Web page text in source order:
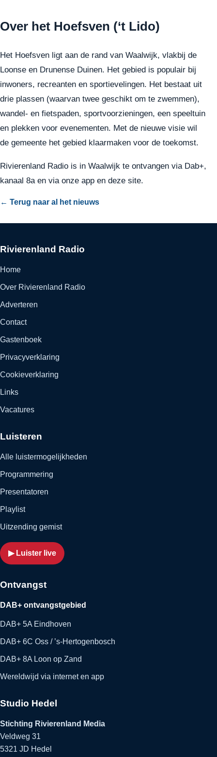
Over het Hoefsven (‘t Lido)
Het Hoefsven ligt aan de rand van Waalwijk, vlakbij de
Loonse en Drunense Duinen. Het gebied is populair bij
inwoners, recreanten en sportievelingen. Het bestaat uit
drie plassen (waarvan twee geschikt om te zwemmen),
wandel- en fietspaden, sportvoorzieningen, een speeltuin
en plekken voor evenementen. Met de nieuwe visie wil
de gemeente het gebied klaarmaken voor de toekomst.
Rivierenland Radio is in Waalwijk te ontvangen via Dab+,
kanaal 8a en via onze app en deze site.
← Terug naar al het nieuws
Rivierenland Radio
Home
Over Rivierenland Radio
Adverteren
Contact
Gastenboek
Privacyverklaring
Cookieverklaring
Links
Vacatures
Luisteren
Alle luistermogelijkheden
Programmering
Presentatoren
Playlist
Uitzending gemist
▶ Luister live
Ontvangst
DAB+ ontvangstgebied
DAB+ 5A Eindhoven
DAB+ 6C Oss / ’s-Hertogenbosch
DAB+ 8A Loon op Zand
Wereldwijd via internet en app
Studio Hedel
Stichting Rivierenland Media
Veldweg 31
5321 JD Hedel